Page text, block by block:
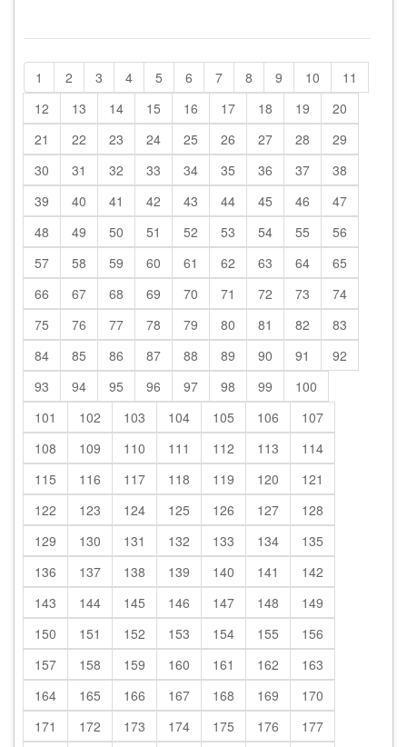
1 2 3 4 5 6 7 8 9 10
11
12
13 14 15 16 17 18 19
20
21
22 23 24 25 26 27 28
29
30
31 32 33 34 35 36 37
38
39
40 41 42 43 44 45 46
47
48
49 50 51 52 53 54 55
56
57
58 59 60 61 62 63 64
65
66
67 68 69 70 71 72 73
74
75
76 77 78 79 80 81 82
83
84
85 86 87 88 89 90 91
92
93
94 95 96 97 98 99
100
101
102 103 104 105 106
107
108
109 110 111 112 113
114
115
116 117 118 119 120
121
122
123 124 125 126 127
128
129
130 131 132 133 134
135
136
137 138 139 140 141
142
143
144 145 146 147 148
149
150
151 152 153 154 155
156
157
158 159 160 161 162
163
164
165 166 167 168 169
170
171
172 173 174 175 176
177